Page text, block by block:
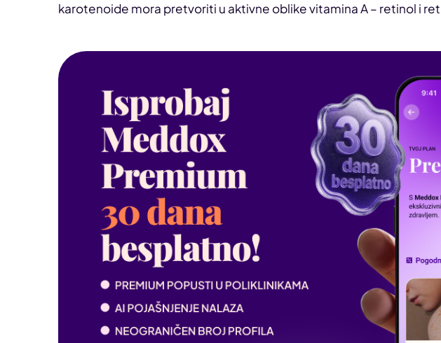
karotenoide mora pretvoriti u aktivne oblike vitamina A – retinol i